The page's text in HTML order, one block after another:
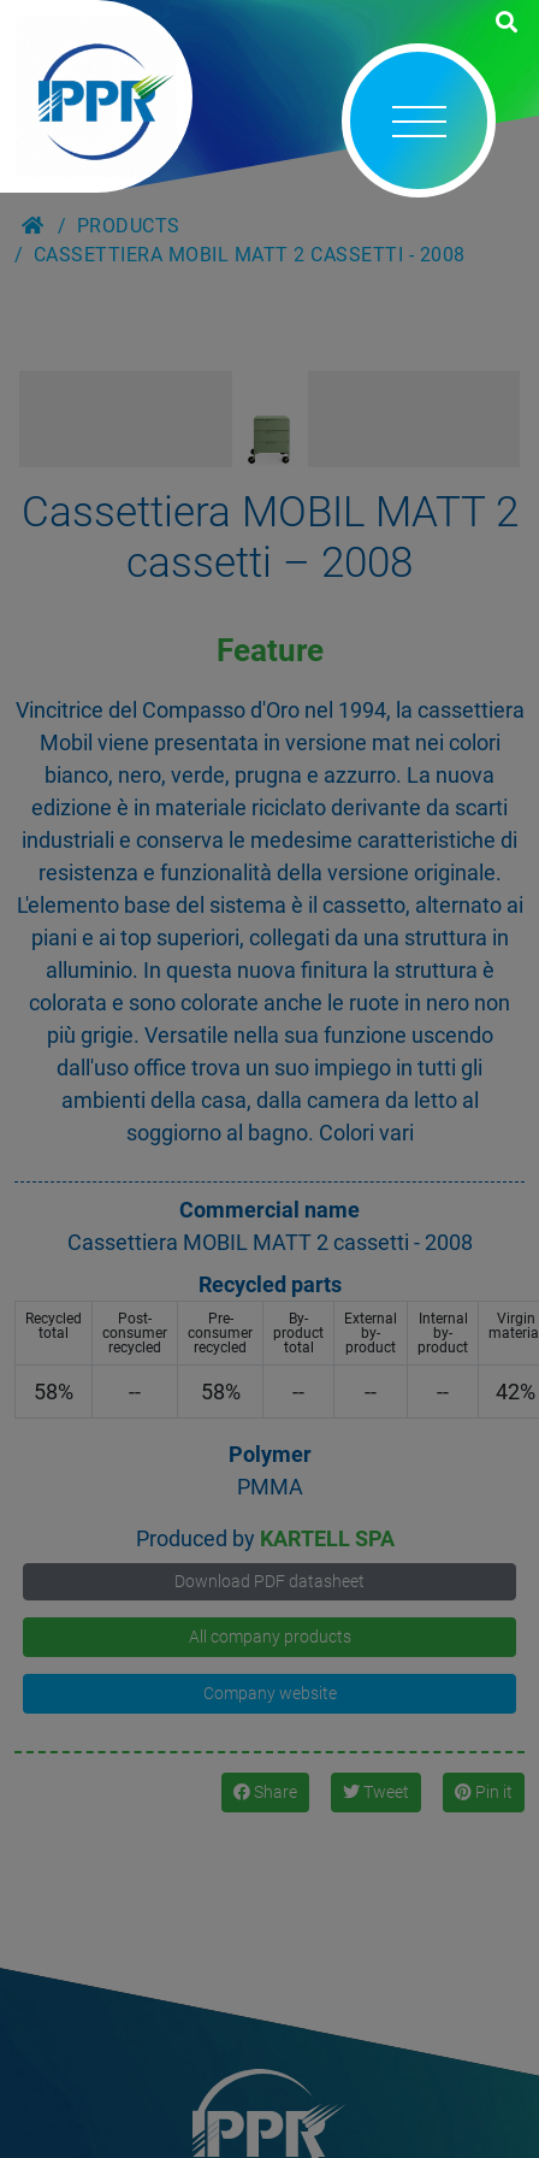
PRODUCTS
CASSETTIERA MOBIL MATT 2 CASSETTI - 2008
Cassettiera MOBIL MATT 2
cassetti – 2008
Feature
Vincitrice del Compasso d'Oro nel 1994, la cassettiera
Mobil viene presentata in versione mat nei colori
bianco, nero, verde, prugna e azzurro. La nuova
edizione è in materiale riciclato derivante da scarti
industriali e conserva le medesime caratteristiche di
resistenza e funzionalità della versione originale.
L'elemento base del sistema è il cassetto, alternato ai
piani e ai top superiori, collegati da una struttura in
alluminio. In questa nuova finitura la struttura è
colorata e sono colorate anche le ruote in nero non
più grigie. Versatile nella sua funzione uscendo
dall'uso office trova un suo impiego in tutti gli
ambienti della casa, dalla camera da letto al
soggiorno al bagno. Colori vari
Commercial name
Cassettiera MOBIL MATT 2 cassetti - 2008
Recycled parts
Recycled
total
Post-
consumer
recycled
Pre-
consumer
recycled
By-
product
total
External
by-
product
Internal
by-
product
Virgin
58% -- 58% -- -- -- 42%
Polymer
PMMA
Produced by KARTELL SPA
Download PDF datasheet
All company products
Company website
Share Tweet Pin it